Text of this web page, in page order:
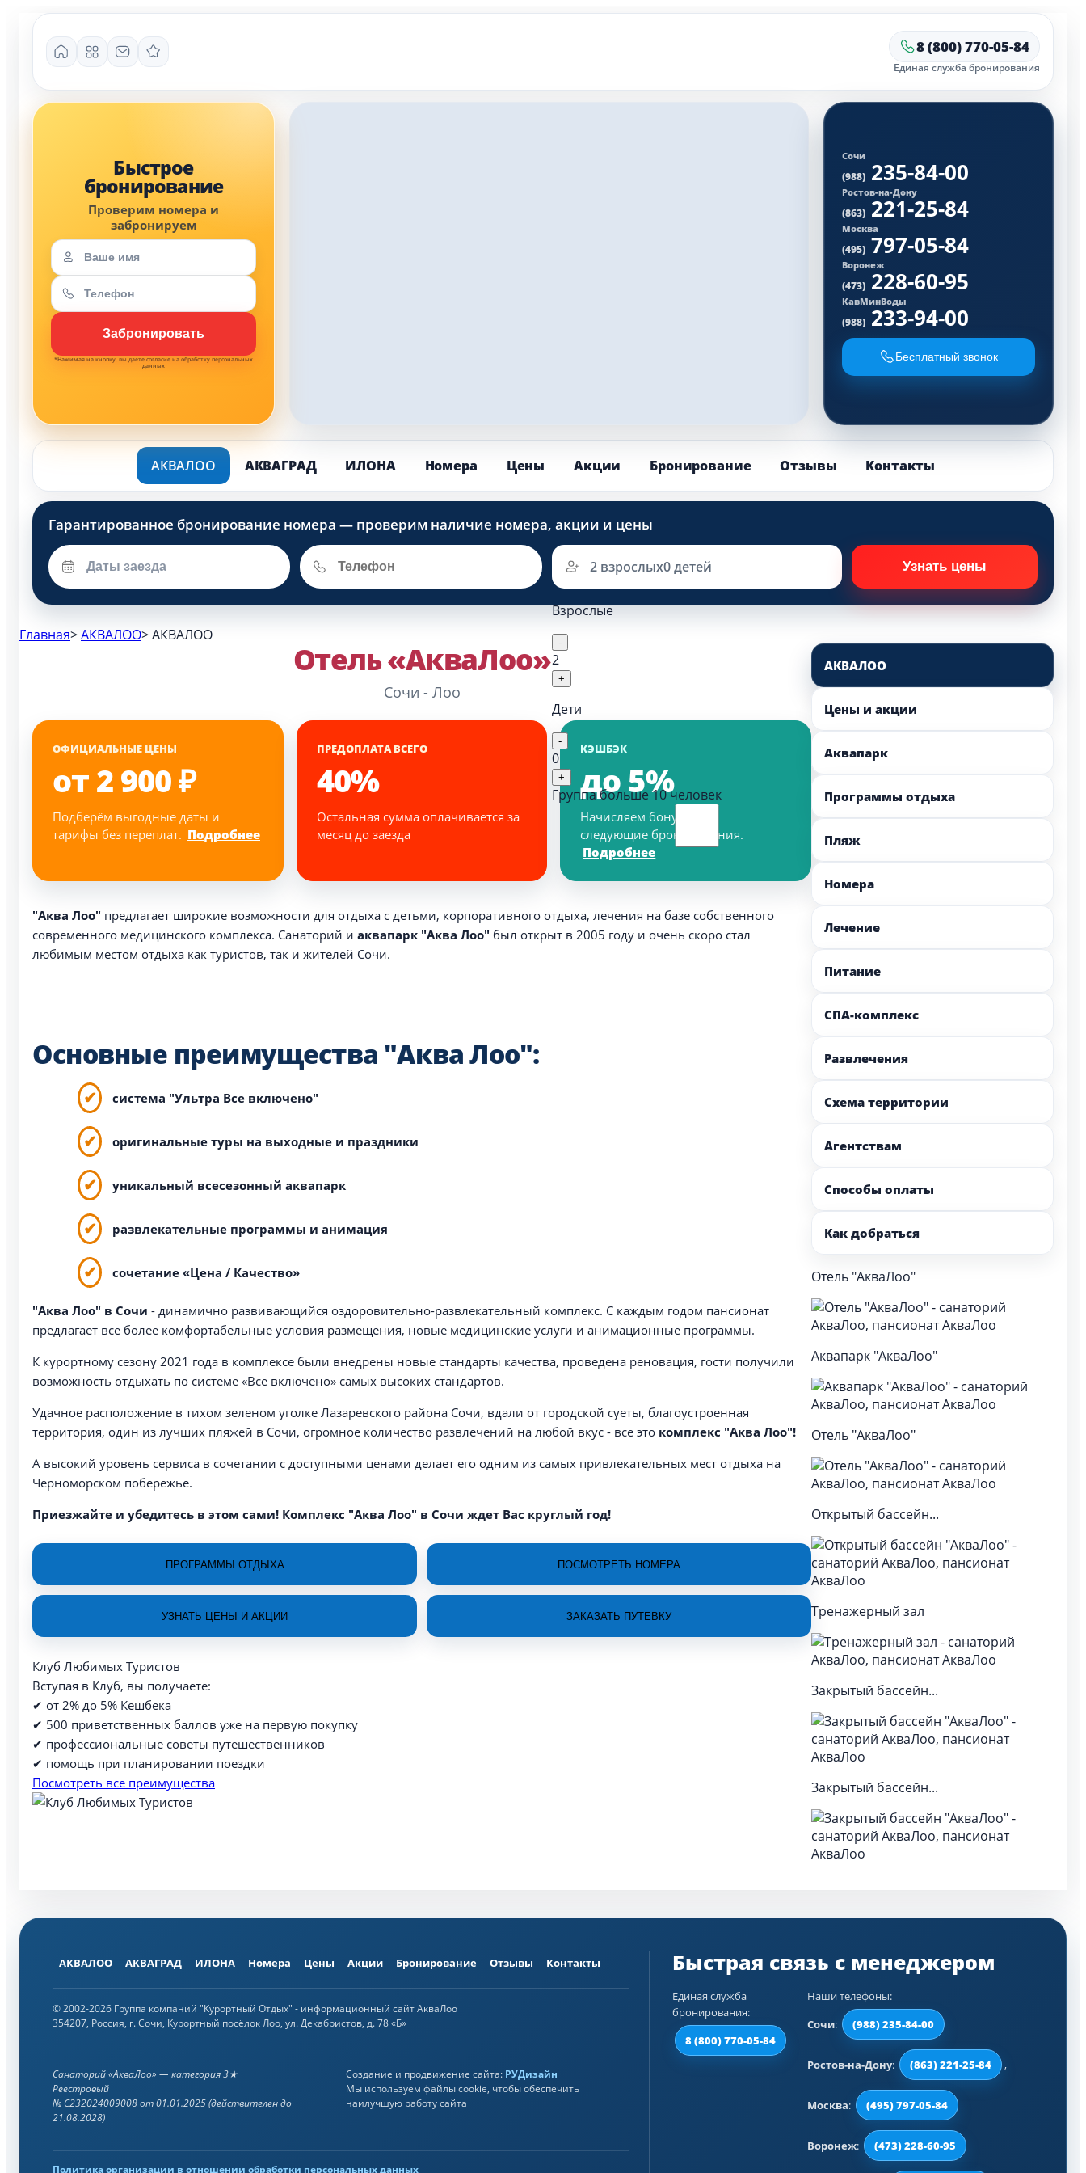
8 (800) 770-05-84
Единая служба бронирования
*Нажимая на кнопку, вы даете согласие на обработку персональных
данных
Сочи
(988) 235-84-00
Ростов-на-Дону
(863) 221-25-84
Москва
(495) 797-05-84
Воронеж
(473) 228-60-95
КавМинВоды
(988) 233-94-00
Бесплатный звонок
АКВАЛОО АКВАГРАД ИЛОНА Номера Цены Акции Бронирование Отзывы Контакты
2 взрослых0 детей
Взрослые
-
2
+
Дети
-
0
+
Группа больше 10 человек
Главная>АКВАЛОО>АКВАЛОО
Отель «АкваЛоо»
Сочи - Лоо
ОФИЦИАЛЬНЫЕ ЦЕНЫ
от 2 900 ₽
Подберём выгодные даты и
тарифы без переплат. Подробнее
ПРЕДОПЛАТА ВСЕГО
40%
Остальная сумма оплачивается за
месяц до заезда
КЭШБЭК
до 5%
Начисляем бонусы на
следующие бронирования.
Подробнее
"Аква Лоо" предлагает широкие возможности для отдыха с детьми, корпоративного отдыха, лечения на базе собственного
современного медицинского комплекса. Санаторий и аквапарк "Аква Лоо" был открыт в 2005 году и очень скоро стал
любимым местом отдыха как туристов, так и жителей Сочи.
Основные преимущества "Аква Лоо":
система "Ультра Все включено"
оригинальные туры на выходные и праздники
уникальный всесезонный аквапарк
развлекательные программы и анимация
сочетание «Цена / Качество»
"Аква Лоо" в Сочи - динамично развивающийся оздоровительно-развлекательный комплекс. С каждым годом пансионат
предлагает все более комфортабельные условия размещения, новые медицинские услуги и анимационные программы.
К курортному сезону 2021 года в комплексе были внедрены новые стандарты качества, проведена реновация, гости получили
возможность отдыхать по системе «Все включено» самых высоких стандартов.
Удачное расположение в тихом зеленом уголке Лазаревского района Сочи, вдали от городской суеты, благоустроенная
территория, один из лучших пляжей в Сочи, огромное количество развлечений на любой вкус - все это комплекс "Аква Лоо"!
А высокий уровень сервиса в сочетании с доступными ценами делает его одним из самых привлекательных мест отдыха на
Черноморском побережье.
Приезжайте и убедитесь в этом сами! Комплекс "Аква Лоо" в Сочи ждет Вас круглый год!
ПРОГРАММЫ ОТДЫХА ПОСМОТРЕТЬ НОМЕРА
УЗНАТЬ ЦЕНЫ И АКЦИИ ЗАКАЗАТЬ ПУТЕВКУ
Клуб Любимых Туристов
Вступая в Клуб, вы получаете:
✔ от 2% до 5% Кешбека
✔ 500 приветственных баллов уже на первую покупку
✔ профессиональные советы путешественников
✔ помощь при планировании поездки
Посмотреть все преимущества
АКВАЛОО
Цены и акции
Аквапарк
Программы отдыха
Пляж
Номера
Лечение
Питание
СПА-комплекс
Развлечения
Схема территории
Агентствам
Способы оплаты
Как добраться
Отель "АкваЛоо"
Аквапарк "АкваЛоо"
Отель "АкваЛоо"
Открытый бассейн...
Тренажерный зал
Закрытый бассейн...
Закрытый бассейн...
АКВАЛОО АКВАГРАД ИЛОНА Номера Цены Акции Бронирование Отзывы Контакты
© 2002-2026 Группа компаний "Курортный Отдых" - информационный сайт АкваЛоо
354207, Россия, г. Сочи, Курортный посёлок Лоо, ул. Декабристов, д. 78 «Б»
Санаторий «АкваЛоо» — категория 3★
Реестровый
№ С232024009008 от 01.01.2025 (действителен до
21.08.2028)
Создание и продвижение сайта: РУДизайн
Мы используем файлы cookie, чтобы обеспечить
наилучшую работу сайта
Политика организации в отношении обработки персональных данных
Единая служба
бронирования:
8 (800) 770-05-84
Наши телефоны:
Сочи: (988) 235-84-00
Ростов-на-Дону: (863) 221-25-84 ,
Москва: (495) 797-05-84
Воронеж: (473) 228-60-95